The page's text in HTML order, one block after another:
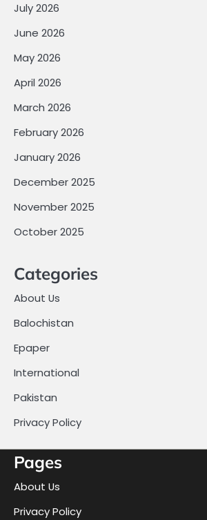
July 2026
June 2026
May 2026
April 2026
March 2026
February 2026
January 2026
December 2025
November 2025
October 2025
Categories
About Us
Balochistan
Epaper
International
Pakistan
Privacy Policy
Pages
About Us
Privacy Policy